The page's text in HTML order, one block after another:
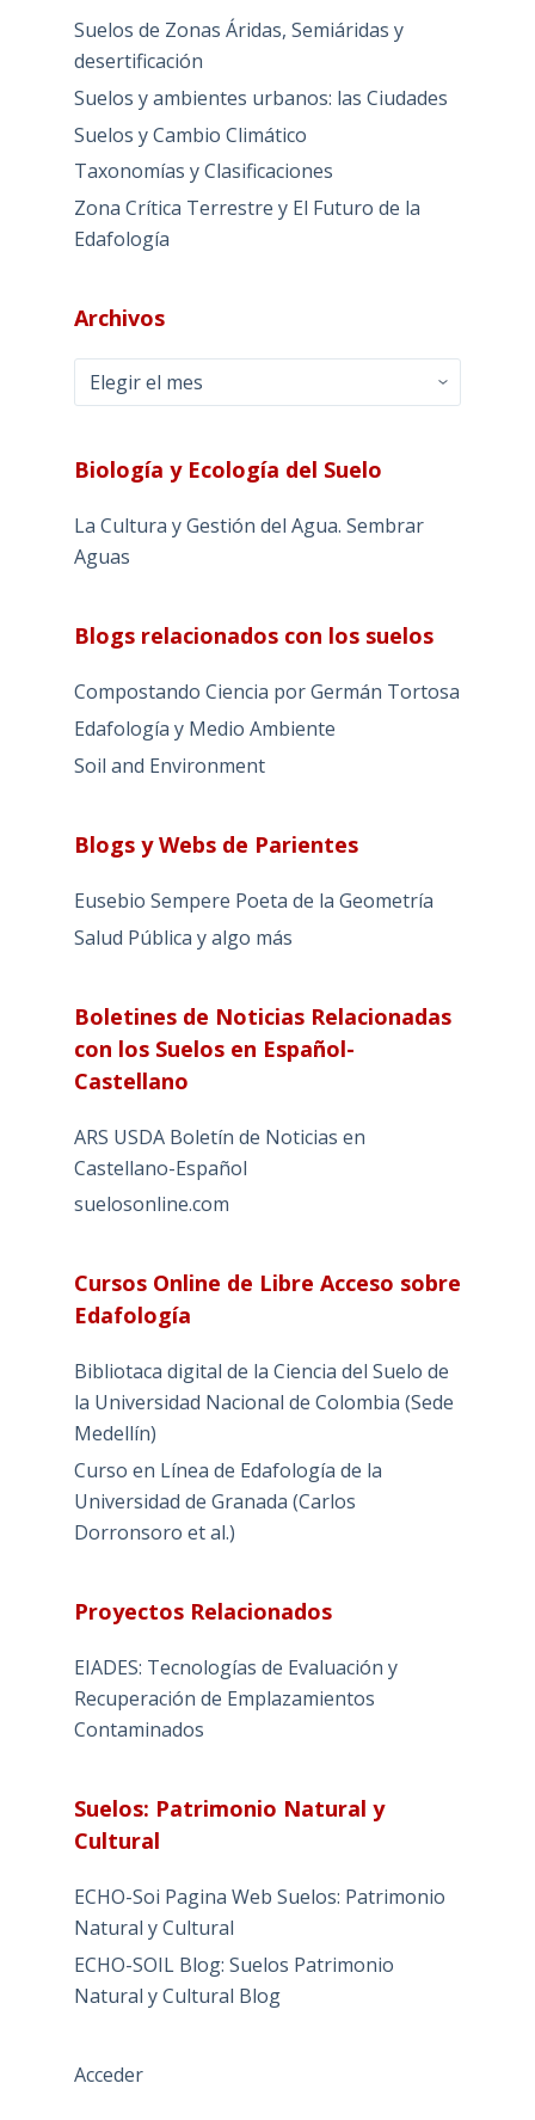
Suelos de Zonas Áridas, Semiáridas y
desertificación
Suelos y ambientes urbanos: las Ciudades
Suelos y Cambio Climático
Taxonomías y Clasificaciones
Zona Crítica Terrestre y El Futuro de la
Edafología
Archivos
Archivos
Biología y Ecología del Suelo
La Cultura y Gestión del Agua. Sembrar
Aguas
Blogs relacionados con los suelos
Compostando Ciencia por Germán Tortosa
Edafología y Medio Ambiente
Soil and Environment
Blogs y Webs de Parientes
Eusebio Sempere Poeta de la Geometría
Salud Pública y algo más
Boletines de Noticias Relacionadas
con los Suelos en Español-
Castellano
ARS USDA Boletín de Noticias en
Castellano-Español
suelosonline.com
Cursos Online de Libre Acceso sobre
Edafología
Bibliotaca digital de la Ciencia del Suelo de
la Universidad Nacional de Colombia (Sede
Medellín)
Curso en Línea de Edafología de la
Universidad de Granada (Carlos
Dorronsoro et al.)
Proyectos Relacionados
EIADES: Tecnologías de Evaluación y
Recuperación de Emplazamientos
Contaminados
Suelos: Patrimonio Natural y
Cultural
ECHO-Soi Pagina Web Suelos: Patrimonio
Natural y Cultural
ECHO-SOIL Blog: Suelos Patrimonio
Natural y Cultural Blog
Acceder